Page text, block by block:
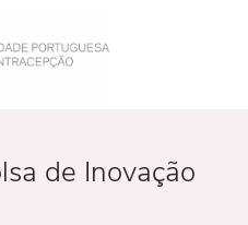
de Inovação